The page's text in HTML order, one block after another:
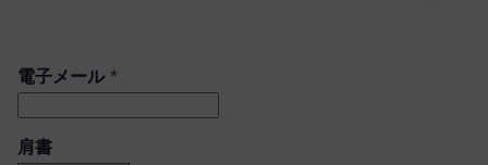
電子メール*
肩書 ​